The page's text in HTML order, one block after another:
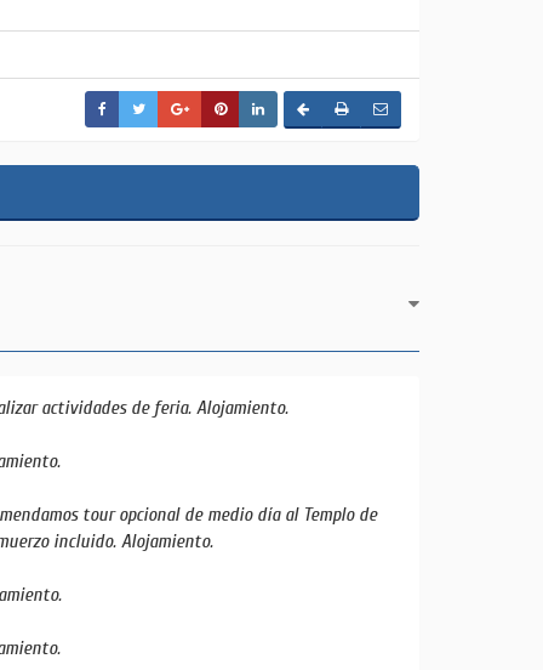
actividades de feria. Alojamiento.
tour opcional de medio día al Templo de
incluido. Alojamiento.